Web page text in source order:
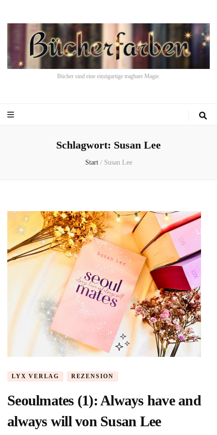
Bücher sind eine einzigartige tragbare Magie.
Schlagwort: Susan Lee
Start / Susan Lee
LYX VERLAG REZENSION
Seoulmates (1): Always have and
always will von Susan Lee